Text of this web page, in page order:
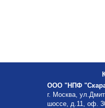
ООО "НПФ
г. Москва,
шоссе, д.11, оф.